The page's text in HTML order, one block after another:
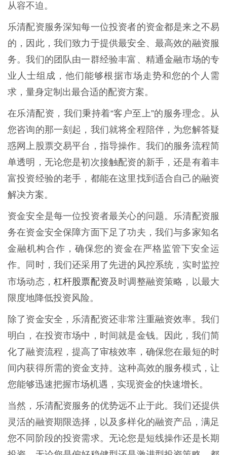
从容不迫。
乐清配资服务深知每一位投资者的资金都是来之不易
的，因此，我们致力于提供最安全、最高效的融资服
务。我们的团队由一群经验丰富、精通金融市场的专
业人士组成，他们能够根据市场走势和您的个人需
求，量身定制出最合适的配资方案。
在乐清配资，我们秉持着“客户至上”的服务理念。从
您咨询的那一刻起，我们就将全程陪伴，为您解答疑
惑网上股票交易平台，指导操作。我们的服务流程简
单透明，无论您是初次接触配资的新手，还是有着丰
富投资经验的老手，都能在这里找到适合自己的融资
解决方案。
资金安全是每一位投资者最关心的问题。乐清配资服
务在资金安全保障方面下足了功夫，我们与多家知名
金融机构合作，确保您的资金在严格监管下安全运
作。同时，我们还采用了先进的风控系统，实时监控
市场动态， 杠杆股票配资及时调整融资策略，以最大
限度地降低投资风险。
除了资金安全，乐清配资还非常注重融资效率。我们
明白，在投资市场中，时间就是金钱。因此，我们简
化了融资流程，提高了审核效率，确保您在最短的时
间内获得所需的资金支持。这种高效的服务模式，让
您能够迅速把握市场机遇，实现资金的快速增长。
当然，乐清配资服务的优势远不止于此。我们还提供
灵活的融资期限选择，以及多样化的融资产品，满足
您不同阶段的投资需求。无论您是短线操作还是长期